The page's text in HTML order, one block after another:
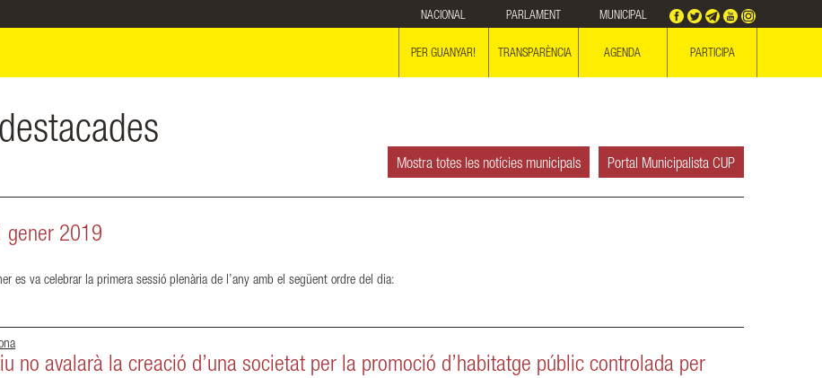
NACIONAL PARLAMENT MUNICIPAL
PER GUANYAR! TRANSPARÈNCIA AGENDA PARTICIPA
destacades
Mostra totes les notícies municipals Portal Municipalista CUP
gener 2019
es va celebrar la primera sessió plenària de l’any amb el següent ordre del dia:
no avalarà la creació d’una societat per la promoció d’habitatge públic controlada per